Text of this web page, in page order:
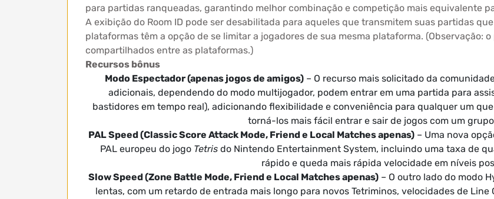
para partidas ranqueadas, garantindo melhor combinação e competição mais equivalente
A exibição do Room ID pode ser desabilitada para aqueles que transmitem suas partidas
plataformas têm a opção de se limitar a jogadores de sua mesma plataforma. (Observação:
compartilhados entre as plataformas.)
Recursos bônus
Modo Espectador (apenas jogos de amigos) – O recurso mais solicitado da
adicionais, dependendo do modo multijogador, podem entrar em uma partida para
bastidores em tempo real), adicionando flexibilidade e conveniência para qualquer um
torná-los mais fácil entrar e sair de jogos com um
PAL Speed ​​(Classic Score Attack Mode, Friend e Local Matches apenas)– Uma nova
PAL europeu do jogo Tetris do Nintendo Entertainment System, incluindo uma taxa de
rápido e queda mais rápida velocidade em níveis
Slow Speed ​​(Zone Battle Mode, Friend e Local Matches apenas)– O outro lado do modo
lentas, com um retardo de entrada mais longo para novos Tetriminos, velocidades de